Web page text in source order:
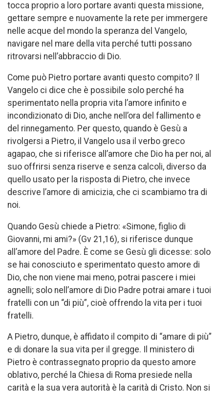
tocca proprio a loro portare avanti questa missione,
gettare sempre e nuovamente la rete per immergere
nelle acque del mondo la speranza del Vangelo,
navigare nel mare della vita perché tutti possano
ritrovarsi nell’abbraccio di Dio.
Come può Pietro portare avanti questo compito? Il
Vangelo ci dice che è possibile solo perché ha
sperimentato nella propria vita l’amore infinito e
incondizionato di Dio, anche nell’ora del fallimento e
del rinnegamento. Per questo, quando è Gesù a
rivolgersi a Pietro, il Vangelo usa il verbo greco
agapao, che si riferisce all’amore che Dio ha per noi, al
suo offrirsi senza riserve e senza calcoli, diverso da
quello usato per la risposta di Pietro, che invece
descrive l’amore di amicizia, che ci scambiamo tra di
noi.
Quando Gesù chiede a Pietro: «Simone, figlio di
Giovanni, mi ami?» (Gv 21,16), si riferisce dunque
all’amore del Padre. È come se Gesù gli dicesse: solo
se hai conosciuto e sperimentato questo amore di
Dio, che non viene mai meno, potrai pascere i miei
agnelli; solo nell’amore di Dio Padre potrai amare i tuoi
fratelli con un “di più”, cioè offrendo la vita per i tuoi
fratelli.
A Pietro, dunque, è affidato il compito di “amare di più”
e di donare la sua vita per il gregge. Il ministero di
Pietro è contrassegnato proprio da questo amore
oblativo, perché la Chiesa di Roma presiede nella
carità e la sua vera autorità è la carità di Cristo. Non si